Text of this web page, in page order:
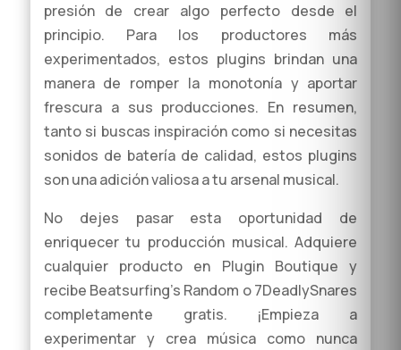
presión de crear algo perfecto desde el
principio. Para los productores más
experimentados, estos plugins brindan una
manera de romper la monotonía y aportar
frescura a sus producciones. En resumen,
tanto si buscas inspiración como si necesitas
sonidos de batería de calidad, estos plugins
son una adición valiosa a tu arsenal musical.
No dejes pasar esta oportunidad de
enriquecer tu producción musical. Adquiere
cualquier producto en Plugin Boutique y
recibe Beatsurfing’s Random o 7DeadlySnares
completamente gratis. ¡Empieza a
experimentar y crea música como nunca